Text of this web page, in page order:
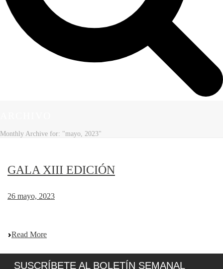
Monthly Archive for: "mayo, 2023"
GALA XIII EDICIÓN
26 mayo, 2023
Read More
SUSCRÍBETE AL BOLETÍN SEMANAL